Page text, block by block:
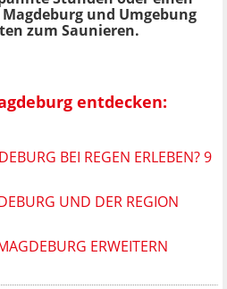
und Umgebung
zum Saunieren.
entdecken:
BEI REGEN ERLEBEN? 9
UND DER REGION
ERWEITERN